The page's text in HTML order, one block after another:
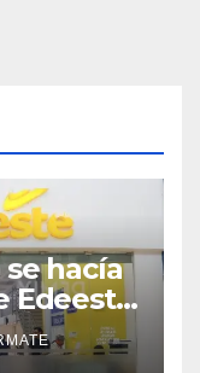
hacía
Edeeste
de